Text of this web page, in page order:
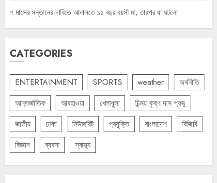
৭ মাসের সন্তানের দাবিতে আদালতে ১১ বছর বয়সী মা, তারপর যা ঘটলো
CATEGORIES
ENTERTAINMENT SPORTS weather
অর্থনীতি
আন্তর্জাতিক
আবহাওয়া খেলাধুলা
চিন্ময় কৃষ্ণ দাস প্রভু
জাতীয়
ঢাকা নিউজবিট প্রযুক্তি বাংলাদেশ
বিজিবি
বিজ্ঞান
ব্যবসা স্বাস্থ্য